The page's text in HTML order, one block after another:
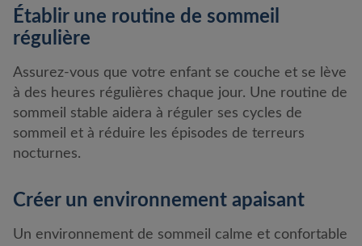
Établir une routine de sommeil
régulière
Assurez-vous que votre enfant se couche et se lève
à des heures régulières chaque jour. Une routine de
sommeil stable aidera à réguler ses cycles de
sommeil et à réduire les épisodes de terreurs
nocturnes.
Créer un environnement apaisant
Un environnement de sommeil calme et confortable